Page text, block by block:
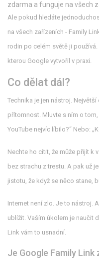
zdarma a funguje na všech
Ale pokud hledáte
na všech zařízeních - Family
rodin po celém světě ji
kterou Google vytvořil v praxi.
Co dělat dál?
Technika je jen nástroj.
přítomnost. Mluvte s ním o
YouTube nejvíc líbilo?“ Nebo:
Nechte ho cítit, že může přijít k
bez strachu z trestu. A pak už
jistotu, že když se něco stane,
Internet není zlo. Je to nástroj.
ublížit. Vaším úkolem je naučit
Link vám to usnadní.
Je Google Family Link